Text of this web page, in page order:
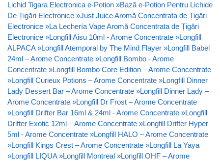
Lichid Tigara Electronica e-Potion »Bază e-Potion Pentru Lichide
De Țigări Electronice »Just Juice Aromă Concentrata de Țigări
Electronice »La Lechería Vape Aromă Concentrata de Țigări
Electronice »Longfill Aisu 10ml - Arome Concentrate »Longfill
ALPACA »Longfill Atemporal by The Mind Flayer »Longfill Babel
24ml – Arome Concentrate »Longfill Bombo - Arome
Concentrate »Longfill Bombo Core Edition – Arome Concentrate
»Longfill Curieux Potions – Arome Concentrate »Longfill Dinner
Lady Dessert Bar – Arome Concentrate »Longfill Dinner Lady –
Arome Concentrate »Longfill Dr Frost – Arome Concentrate
»Longfill Drifter Bar 16ml & 24ml - Arome Concentrate »Longfill
Drifter Exotic 12ml – Arome Concentrate »Longfill Drifter Hyper
5ml - Arome Concentrate »Longfill HALO – Arome Concentrate
»Longfill Kings Crest – Arome Concentrate »Longfill La Yaya
»Longfill LIQUA »Longfill Montreal »Longfill OHF – Arome